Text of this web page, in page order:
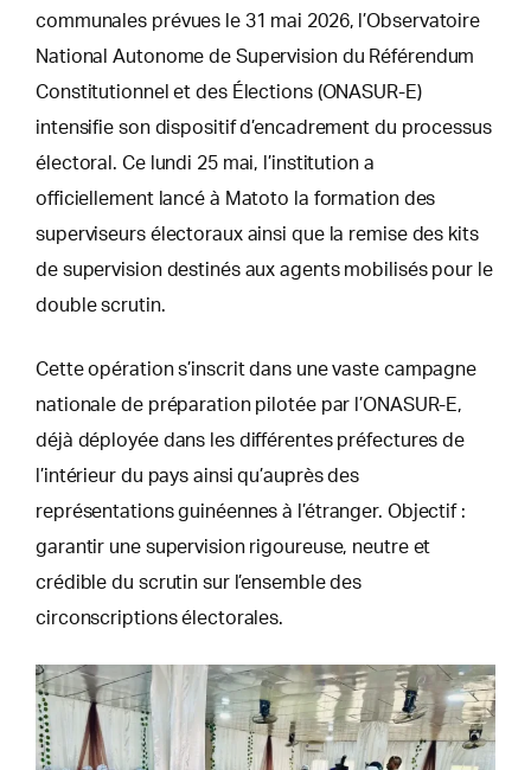
communales prévues le 31 mai 2026, l’Observatoire
National Autonome de Supervision du Référendum
Constitutionnel et des Élections (ONASUR-E)
intensifie son dispositif d’encadrement du processus
électoral. Ce lundi 25 mai, l’institution a
officiellement lancé à Matoto la formation des
superviseurs électoraux ainsi que la remise des kits
de supervision destinés aux agents mobilisés pour le
double scrutin.
Cette opération s’inscrit dans une vaste campagne
nationale de préparation pilotée par l’ONASUR-E,
déjà déployée dans les différentes préfectures de
l’intérieur du pays ainsi qu’auprès des
représentations guinéennes à l’étranger. Objectif :
garantir une supervision rigoureuse, neutre et
crédible du scrutin sur l’ensemble des
circonscriptions électorales.